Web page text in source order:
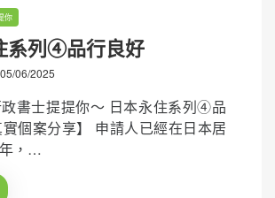
你
系列④品行良好
05/06/2025
書士提提你～ 日本永住系列④品
個案分享】 申請人已經在日本居
，…